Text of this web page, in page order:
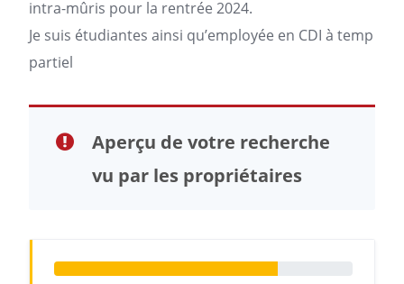
intra-mûris pour la rentrée 2024.
Je suis étudiantes ainsi qu’employée en CDI à temp
partiel
Aperçu de votre recherche
vu par les propriétaires